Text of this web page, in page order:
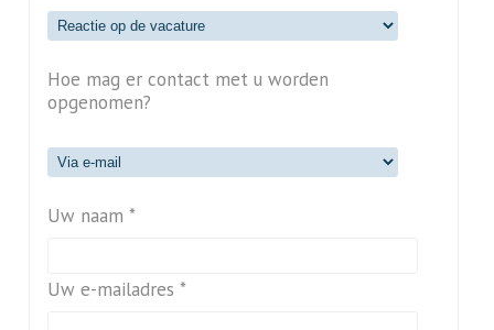
Hoe mag er contact met u worden
opgenomen?
Uw naam *
Uw e-mailadres *